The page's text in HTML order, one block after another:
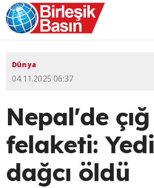
Dünya
04.11.2025 06:37
Nepal'de çığ
felaketi: Yedi
dağcı öldü